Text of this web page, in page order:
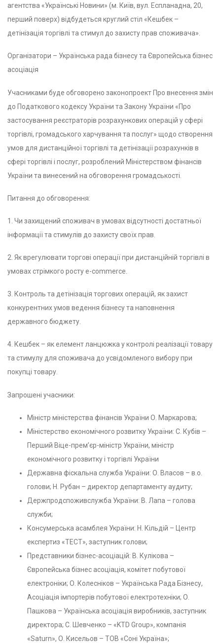
агентства «Українські Новини» (м. Київ, вул. Еспланадна, 20,
перший поверх) відбудеться круглий стіл «Кешбек –
детінізація торгівлі та стимул до захисту прав споживача».
Організатори – Українська рада бізнесу та Європейська бізнес
асоціація
Учасниками буде обговорено законопроект Про внесення змін
до Податкового кодексу України та Закону України «Про
застосування реєстраторів розрахункових операцій у сфері
торгівлі, громадського харчування та послуг» щодо створення
умов для дистанційної торгівлі та детінізації розрахунків в
сфері торгівлі і послуг, розроблений Міністерством фінансів
України та винесений на обговорення громадськості.
Питання до обговорення:
1. Чи захищений споживач в умовах відсутності достатньої
інформації та стимулів до захисту своїх прав.
2. Як врегулювати торгові операції при дистанційній торгівлі в
умовах стрімкого росту e-commerce.
3. Контроль та детінізація торгових операцій, як захист
конкурентних умов ведення бізнесу та наповнення
державного бюджету.
4. Кешбек – як елемент ланцюжка у контролі реалізації товару
та стимулу для споживача до усвідомленого вибору при
покупці товару.
Запрошені учасники:
Міністр міністерства фінансів України О. Маркарова;
Міністерство економічного розвитку України: С. Кубів –
Перший Віце-прем’єр-міністр України, міністр
економічного розвитку і торгівлі України
Державна фіскальна служба України: О. Власов – в.о.
голови; Н. Рубан – директор департаменту аудиту;
Держпродспоживслужба України: В. Лапа – голова
служби;
Консумерська асамблея України: Н. Кільдій – Центр
експертиз «ТЕСТ», заступник голови;
Представники бізнес-асоціацій: В. Кулікова –
Європейська бізнес асоціація, комітет побутової
електроніки; О. Колесніков – Українська Рада Бізнесу,
Асоціація імпортерів побутової електротехніки; О.
Пашкова – Українська асоціація виробників, заступник
директора; С. Шевченко – «KTD Group», компанія
«Saturn», О. Кисельов – ТОВ «Соні Україна»;